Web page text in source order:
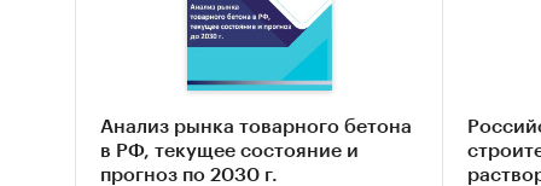
рынка
ЖБИ и
Анализ рынка товарного бетона
в РФ, текущее состояние и
прогноз по 2030 г.